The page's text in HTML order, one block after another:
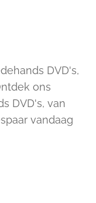
DVD's,
ons
DVD's, van
vandaag